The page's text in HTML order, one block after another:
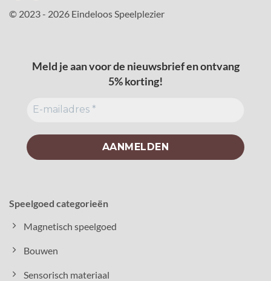
© 2023 - 2026 Eindeloos Speelplezier
Meld je aan voor de nieuwsbrief en ontvang
5% korting!
Speelgoed categorieën
Magnetisch speelgoed
Bouwen
Sensorisch materiaal